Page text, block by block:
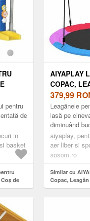
DE
68
pentru
de
utilizat
in
basket
de
Golf,
|
AIYAPLAY
COPAC,
PENTRU
FRÂNGHII
CURELE,
LIBER
ANI,
ROMANIA
379,99
Leagănele
lasă pe
diminuând
jocului în aer
certurile și
aiyaplay,
aer liber si
copii
aosom.ro
Similar cu
Copac,
Copii Ø120 cm
și Curele,